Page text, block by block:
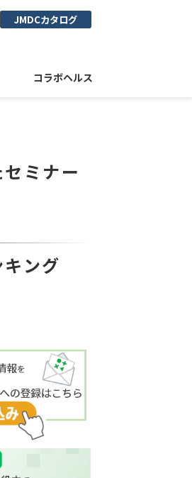
JMDCカタログ
コラボヘルス
ミナー
ング